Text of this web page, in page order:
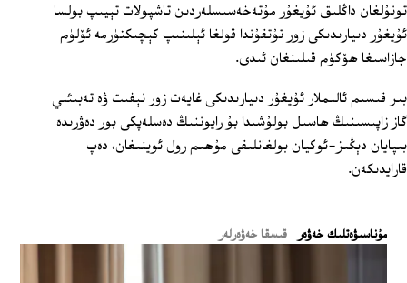
تونۇلغان داڭلىق ئۇيغۇر مۇتەخەسىسلەردىن تاشپولات تېيىپ بولسا
ئۇيغۇر دىيارىدىكى زور تۇتقۇندا قولغا ئېلىنىپ كېچىكتۈرمە ئۆلۈم
جازاسىغا ھۆكۈم قىلىنغان ئىدى.
بىر قىسىم ئالىملار ئۇيغۇر دىيارىدىكى غايەت زور نېفىت ۋە تەبىئىي
گاز زاپىسىنىڭ ھاسىل بولۇشىدا بۇ رايوننىڭ دەسلەپكى بور دەۋرىدە
بىپايان دېڭىز-ئوكيان بولغانلىقى مۇھىم رول ئوينىغان، دەپ
قارايدىكەن.
ﻣﯘﻧﺎﺳﯩﯟﻩﺗﻠﯩﻚ ﺧﻪﯞﻩﺭ قىسقا خەۋەرلەر